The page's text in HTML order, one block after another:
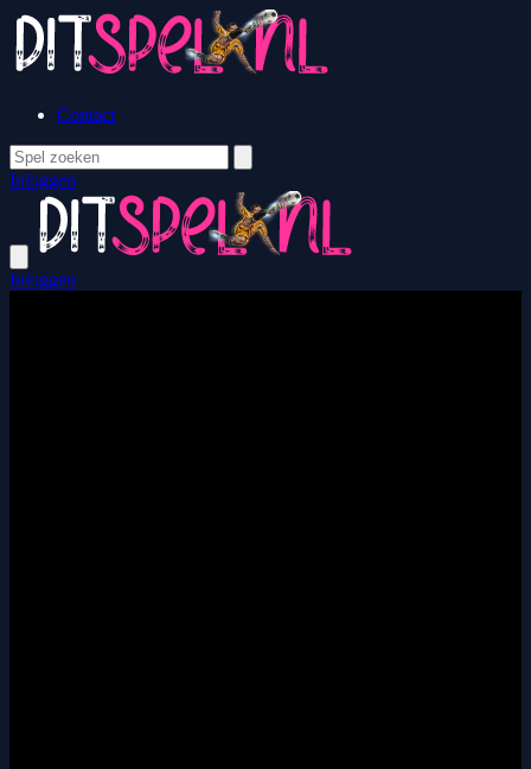
Contact
Inloggen
Inloggen